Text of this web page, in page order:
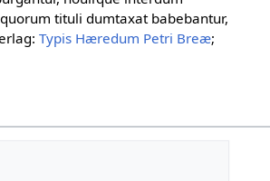
tituli dumtaxat babebantur,
Typis Hæredum Petri Breæ;